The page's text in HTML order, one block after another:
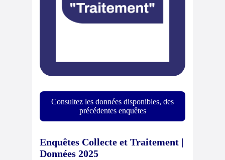
Consultez les données disponibles, des
précédentes enquêtes
Enquêtes Collecte et Traitement |
Données 2025